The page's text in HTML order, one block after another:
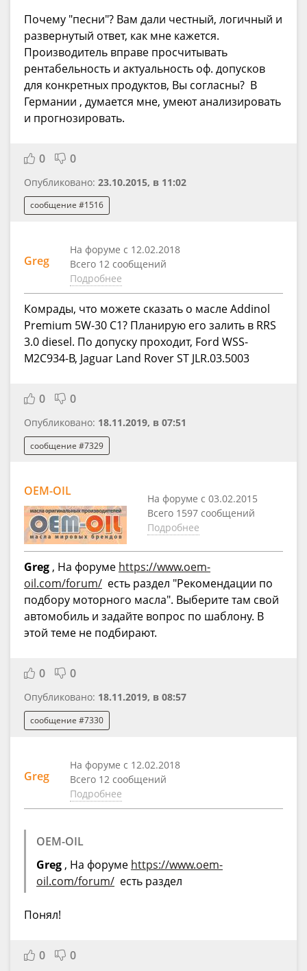
Почему "песни"? Вам дали честный, логичный и
развернутый ответ, как мне кажется.
Производитель вправе просчитывать
рентабельность и актуальность оф. допусков
для конкретных продуктов, Вы согласны? В
Германии , думается мне, умеют анализировать
и прогнозировать.
0 0
Опубликовано: 23.10.2015, в 11:02
сообщение #1516
Greg
На форуме с 12.02.2018
Всего 12 сообщений
Подробнее
Комрады, что можете сказать о масле Addinol
Premium 5W-30 C1? Планирую его залить в RRS
3.0 diesel. По допуску проходит, Ford WSS-
M2C934-B, Jaguar Land Rover ST JLR.03.5003
0 0
Опубликовано: 18.11.2019, в 07:51
сообщение #7329
OEM-OIL
На форуме с 03.02.2015
Всего 1597 сообщений
Подробнее
Greg , На форуме https://www.oem-
oil.com/forum/ есть раздел "Рекомендации по
подбору моторного масла". Выберите там свой
автомобиль и задайте вопрос по шаблону. В
этой теме не подбирают.
0 0
Опубликовано: 18.11.2019, в 08:57
сообщение #7330
Greg
На форуме с 12.02.2018
Всего 12 сообщений
Подробнее
OEM-OIL
Greg , На форуме https://www.oem-
oil.com/forum/ есть раздел
Понял!
0 0